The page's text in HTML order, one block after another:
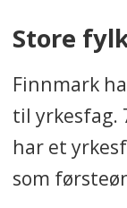
Store
Finnmark
til yrkesfag.
har et
som